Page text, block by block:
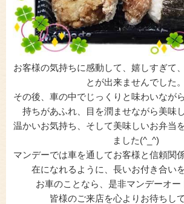
お客様の気持ちに感動して、嬉しすぎて
とが出来ませんでした。
その後、車の中でじっくりと味わいなが
持ちがあふれ、目を潤ませながら美味
温かいお気持ち、そして美味しいお弁当
ました(^_^)
マンデーでは車を通してお客様と信頼関
在になれるように、長いお付き合い
お車のことなら、是非マンデーオー
皆様のご来店を心よりお待ちし